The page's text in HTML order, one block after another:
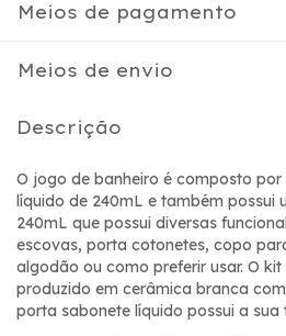
Meios de pagamento
Meios de envio
Descrição
O jogo de banheiro é composto
líquido de 240mL e também possui
240mL que possui diversas
escovas, porta cotonetes, copo
algodão ou como preferir usar. O
produzido em cerâmica branca
porta sabonete líquido possui a